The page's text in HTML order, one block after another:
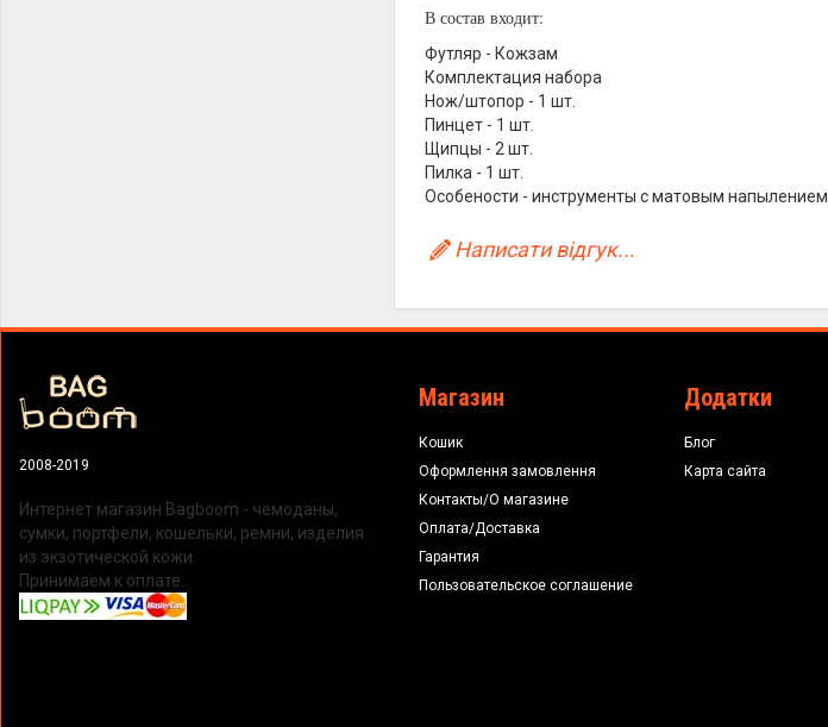
В состав входит:
Футляр - Кожзам
Комплектация набора
Нож/штопор - 1 шт.
Пинцет - 1 шт.
Щипцы - 2 шт.
Пилка - 1 шт.
Особености - инструменты с матовым напылением
Написати відгук...
2008-2019
Интернет магазин Bagboom - чемоданы,
сумки, портфели, кошельки, ремни, изделия
из экзотической кожи.
Принимаем к оплате:
Магазин
Кошик
Оформлення замовлення
Контакты/О магазине
Оплата/Доставка
Гарантия
Пользовательское соглашение
Додатки
Блог
Карта сайта